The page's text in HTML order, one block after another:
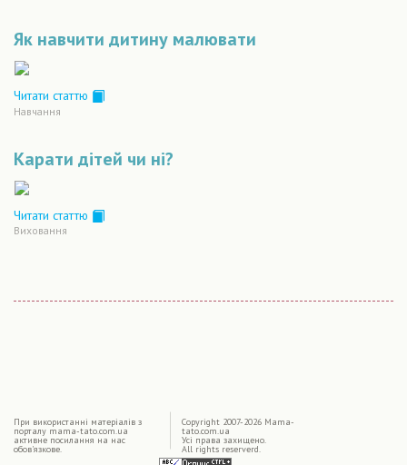
Як навчити дитину малювати
Читати статтю
Навчання
Карати дітей чи ні?
Читати статтю
Виховання
При використаннi матерiалiв з
порталу mama-tato.com.ua
активне посилання на нас
обов'язкове.
Copyright 2007-2026 Mama-
tato.com.ua
Усі права захищено.
All rights reserverd.